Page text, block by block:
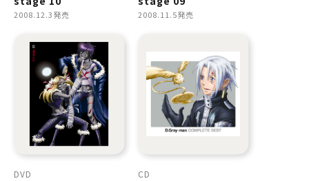
2008.12.3発売 2008.11.5発売
DVD CD